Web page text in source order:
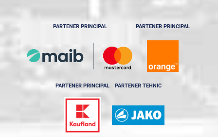
PARTENER PRINCIPAL PARTENER PRINCIPAL
PARTENER PRINCIPAL PARTENER TEHNIC